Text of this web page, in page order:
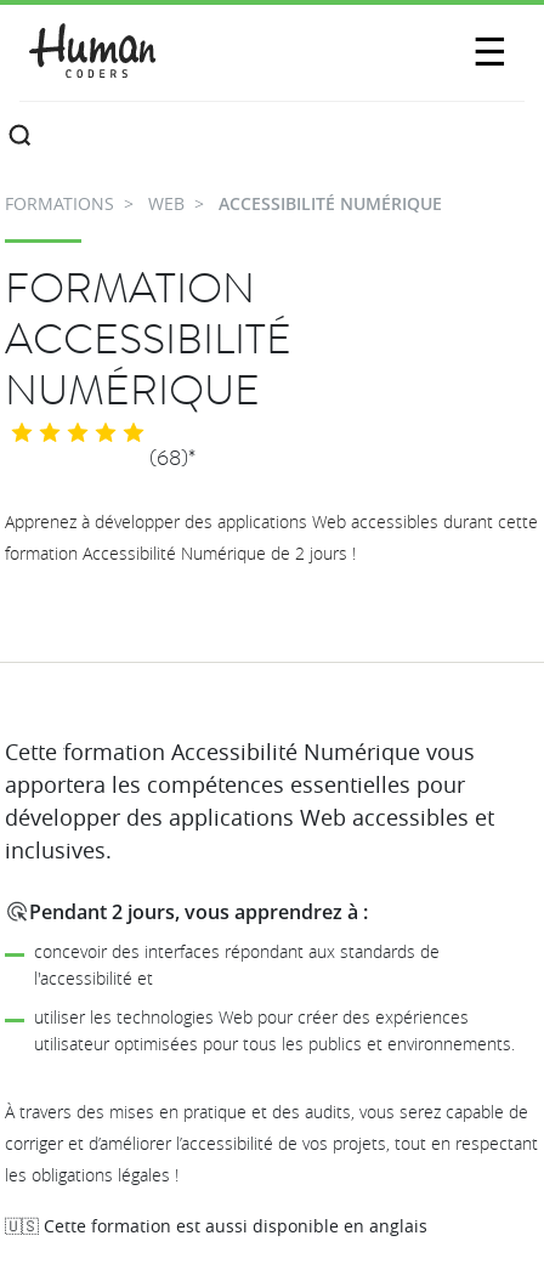
☰
CONTACTEZ-NOUS
FORMATIONS WEB ACCESSIBILITÉ NUMÉRIQUE
FORMATION
ACCESSIBILITÉ
NUMÉRIQUE
(68)*
Apprenez à développer des applications Web accessibles durant cette
formation Accessibilité Numérique de 2 jours !
DESCRIPTION
Cette formation Accessibilité Numérique vous
apportera les compétences essentielles pour
développer des applications Web accessibles et
inclusives.
Pendant 2 jours, vous apprendrez à :
concevoir des interfaces répondant aux standards de
l'accessibilité et
utiliser les technologies Web pour créer des expériences
utilisateur optimisées pour tous les publics et environnements.
À travers des mises en pratique et des audits, vous serez capable de
corriger et d’améliorer l’accessibilité de vos projets, tout en respectant
les obligations légales !
🇺🇸 Cette formation est aussi disponible en anglais